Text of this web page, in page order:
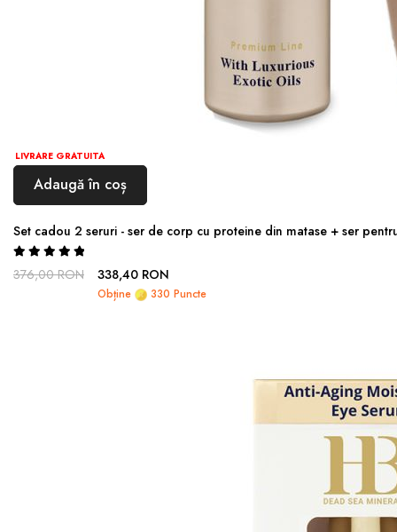
LIVRARE GRATUITA
Adaugă în coș
Set cadou 2 seruri - ser de corp cu proteine din matase + ser
Rating:
100%
338,40 RON
Obține 330 Puncte
376,00 RON